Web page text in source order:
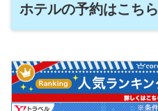
ホテルの予約はこちら